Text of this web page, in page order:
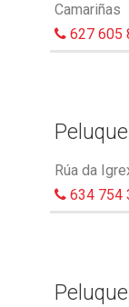
Camariñas
627 605
Rúa da
634 754